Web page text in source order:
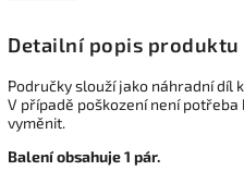
Detailní popis produktu
Područky slouží jako náhradní díl k
V případě poškození není
vyměnit.
Balení obsahuje 1 pár.